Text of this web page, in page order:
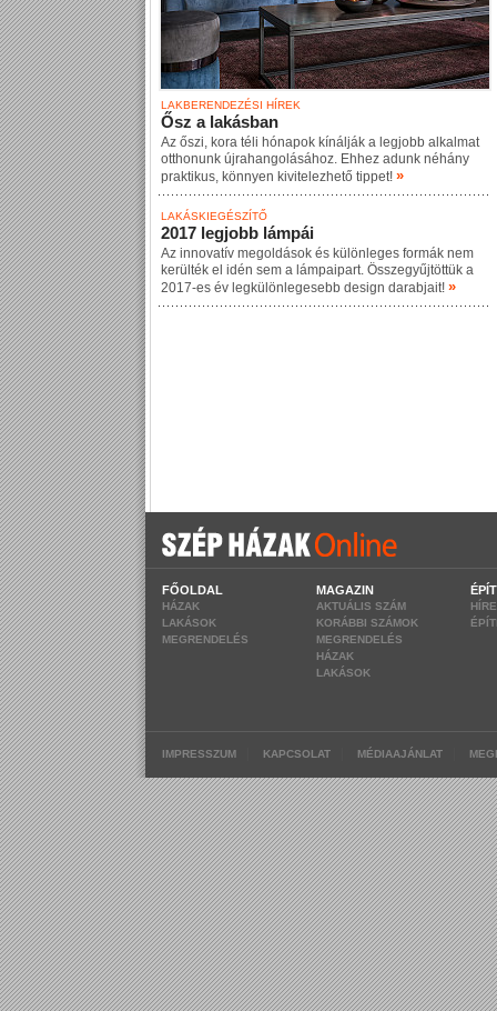
LAKBERENDEZÉSI HÍREK
Ősz a lakásban
Az őszi, kora téli hónapok kínálják a legjobb alkalmat
otthonunk újrahangolásához. Ehhez adunk néhány
praktikus, könnyen kivitelezhető tippet! »
LAKÁSKIEGÉSZÍTŐ
2017 legjobb lámpái
Az innovatív megoldások és különleges formák nem
kerülték el idén sem a lámpaipart. Összegyűjtöttük a
2017-es év legkülönlegesebb design darabjait! »
FŐOLDAL
HÁZAK
LAKÁSOK
MEGRENDELÉS
MAGAZIN
AKTUÁLIS SZÁM
KORÁBBI SZÁMOK
MEGRENDELÉS
HÁZAK
LAKÁSOK
IMPRESSZUM KAPCSOLAT MÉDIAAJÁNLAT